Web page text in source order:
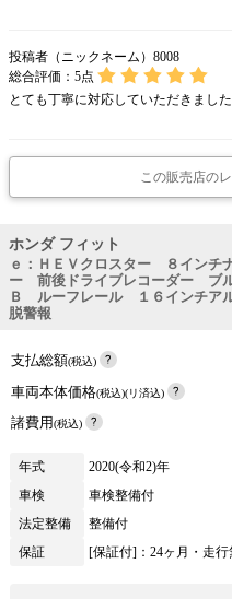
投稿者（ニックネーム）8008
総合評価： 5点
とても丁寧に対応していただきました
この販売店の
ホンダ フィット
ｅ：ＨＥＶクロスター ８イン
ー 前後ドライブレコーダー ブ
Ｂ ルーフレール １６インチア
脱警報
支払総額(税込)
車両本体価格(税込)(リ済込)
諸費用(税込)
年式 2020(令和2)年
車検
車検整備付
法定整備
整備付
保証
[保証付]：24ヶ月・走行